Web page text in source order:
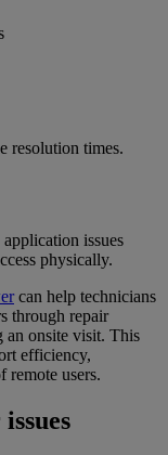
resolution times.
issues
physically.
can help technicians
through repair
an onsite visit. This
efficiency,
remote users.